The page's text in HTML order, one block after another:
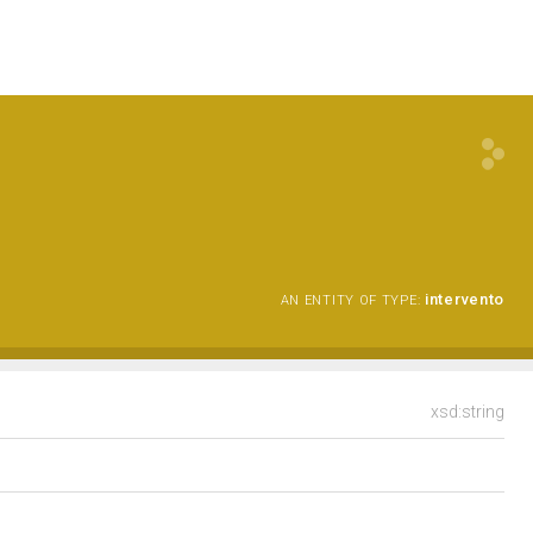
AN ENTITY OF TYPE: intervento
xsd:string